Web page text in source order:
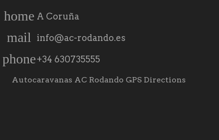
home A Coruña
mail info@ac-rodando.es
phone+34 630735555
Autocaravanas AC Rodando GPS Directions